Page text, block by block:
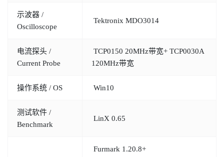
示波器 /
Oscilloscope
Tektronix MDO3014
电流探头 /
Current Probe
TCP0150 20MHz带宽+ TCP0030A
120MHz带宽
操作系统 / OS Win10
测试软件 /
Benchmark
LinX 0.65
Furmark 1.20.8+